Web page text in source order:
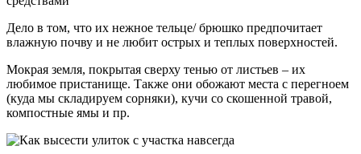
Дело в том, что их нежное тельце/ брюшко предпочитает
влажную почву и не любит острых и теплых поверхностей.
Мокрая земля, покрытая сверху тенью от листьев – их
любимое пристанище. Также они обожают места с перегноем
(куда мы складируем сорняки), кучи со скошенной травой,
компостные ямы и пр.